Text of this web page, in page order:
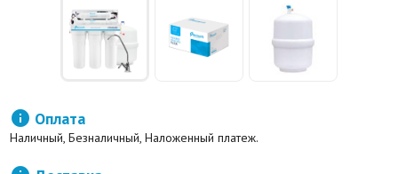
 Оплата
Наличный, Безналичный, Наложенный платеж.